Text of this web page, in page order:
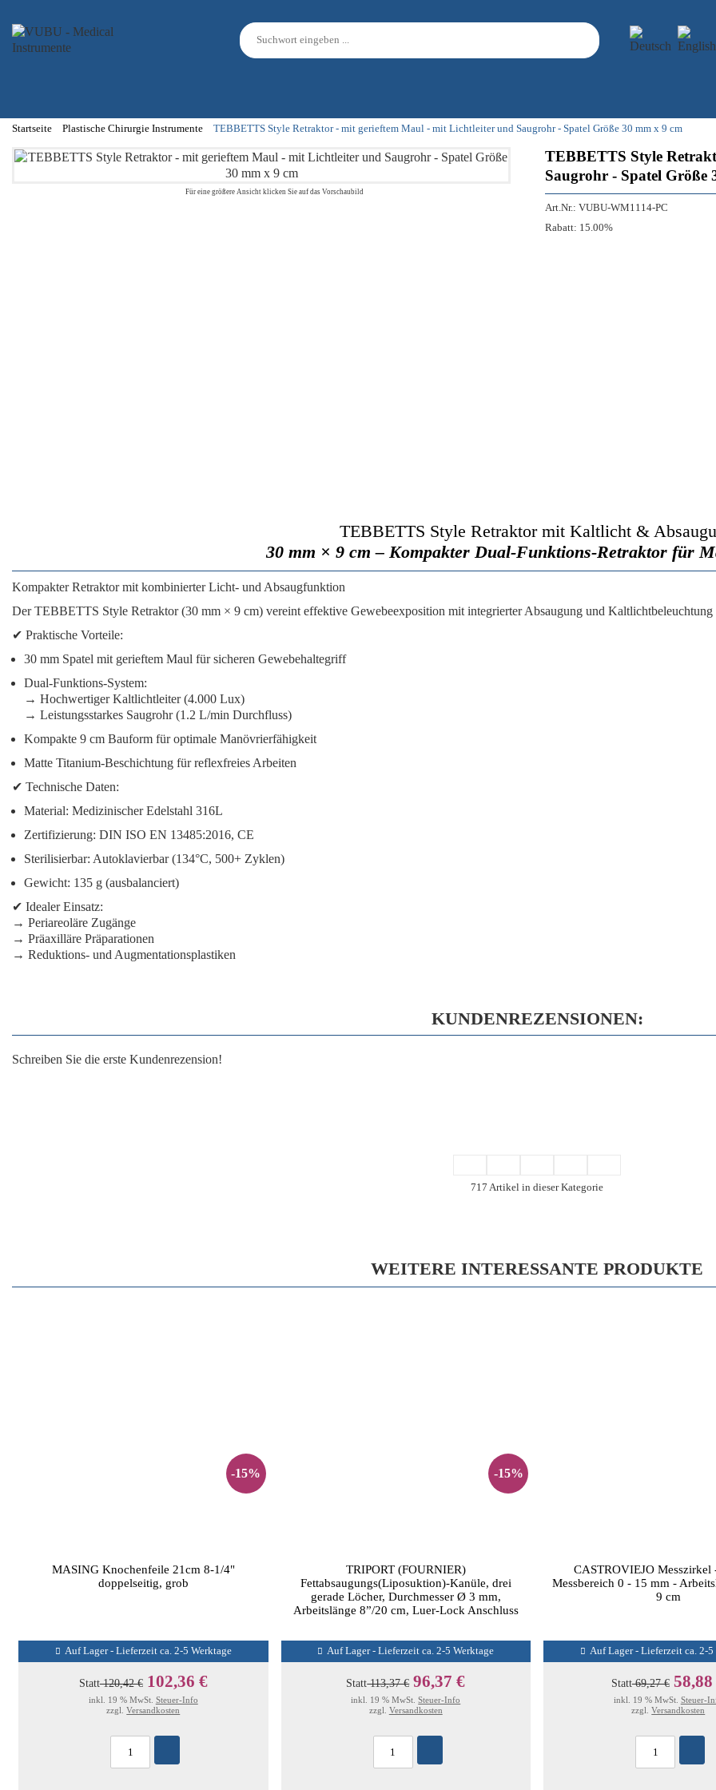
Startseite Plastische Chirurgie Instrumente TEBBETTS Style Retraktor - mit gerieftem Maul - mit Lichtleiter und Saugrohr - Spatel Größe 30 mm x 9 cm
Für eine größere Ansicht klicken Sie auf das Vorschaubild
TEBBETTS Style
Saugrohr - Spatel Größe
Art.Nr.: VUBU-WM1114-PC
Rabatt: 15.00%
TEBBETTS Style Retraktor mit Kaltlicht &
30 mm × 9 cm – Kompakter Dual-Funktions-Retraktor für
Kompakter Retraktor mit kombinierter Licht- und Absaugfunktion
DerTEBBETTS Style Retraktor(30 mm × 9 cm) vereint effektive Gewebeexposition mit integrierter Absaugung und Kaltlichtbeleuchtung
✔ Praktische Vorteile:
30 mm Spatel mit gerieftem Maul für sicheren Gewebehaltegriff
Dual-Funktions-System:
→ Hochwertiger Kaltlichtleiter (4.000 Lux)
→ Leistungsstarkes Saugrohr (1.2 L/min Durchfluss)
Kompakte 9 cm Bauform für optimale Manövrierfähigkeit
Matte Titanium-Beschichtung für reflexfreies Arbeiten
✔ Technische Daten:
Material: Medizinischer Edelstahl 316L
Zertifizierung: DIN ISO EN 13485:2016, CE
Sterilisierbar: Autoklavierbar (134°C, 500+ Zyklen)
Gewicht: 135 g (ausbalanciert)
✔ Idealer Einsatz:
→ Periareoläre Zugänge
→ Präaxilläre Präparationen
→ Reduktions- und Augmentationsplastiken
KUNDENREZENSIONEN:
Schreiben Sie die erste Kundenrezension!
717 Artikel in dieser Kategorie
WEITERE INTERESSANTE PRODUKTE
-15%
MASING Knochenfeile 21cm 8-1/4"
doppelseitig, grob
Auf Lager - Lieferzeit ca. 2-5 Werktage
Statt120,42 € 102,36 €
inkl. 19 % MwSt. Steuer-Info
zzgl.Versandkosten
-15%
TRIPORT (FOURNIER)
Fettabsaugungs(Liposuktion)-Kanüle, drei
gerade Löcher, Durchmesser Ø 3 mm,
Arbeitslänge 8”/20 cm, Luer-Lock Anschluss
Auf Lager - Lieferzeit ca. 2-5 Werktage
Statt113,37 € 96,37 €
inkl. 19 % MwSt.Steuer-Info
zzgl. Versandkosten
CASTROVIEJO Messzirkel
Messbereich 0 - 15 mm -
9 cm
Auf Lager - Lieferzeit ca. 2-5
Statt69,27 € 58,88
inkl. 19 % MwSt. Steuer-
zzgl.Versandkosten